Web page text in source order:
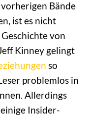
Bände
ist es nicht
von
Kinney gelingt
so
problemlos in
Allerdings
Insider-